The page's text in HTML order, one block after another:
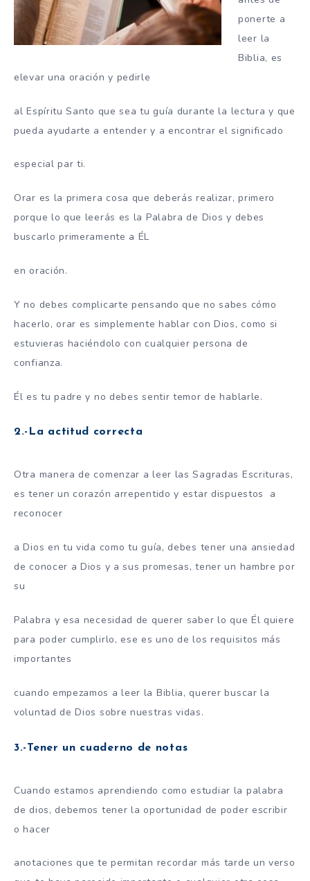
ponerte a
leer la
Biblia, es
elevar una oración y pedirle
al Espíritu Santo que sea tu guía durante la lectura y que
pueda ayudarte a entender y a encontrar el significado
especial par ti.
Orar es la primera cosa que deberás realizar, primero
porque lo que leerás es la Palabra de Dios y debes
buscarlo primeramente a ÉL
en oración.
Y no debes complicarte pensando que no sabes cómo
hacerlo, orar es simplemente hablar con Dios, como si
estuvieras haciéndolo con cualquier persona de
confianza.
Él es tu padre y no debes sentir temor de hablarle.
2.-La actitud correcta
Otra manera de comenzar a leer las Sagradas Escrituras,
es tener un corazón arrepentido y estar dispuestos a
reconocer
a Dios en tu vida como tu guía, debes tener una ansiedad
de conocer a Dios y a sus promesas, tener un hambre por
su
Palabra y esa necesidad de querer saber lo que Él quiere
para poder cumplirlo, ese es uno de los requisitos más
importantes
cuando empezamos a leer la Biblia, querer buscar la
voluntad de Dios sobre nuestras vidas.
3.-Tener un cuaderno de notas
Cuando estamos aprendiendo como estudiar la palabra
de dios, debemos tener la oportunidad de poder escribir
o hacer
anotaciones que te permitan recordar más tarde un verso